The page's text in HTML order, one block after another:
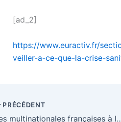
[ad_2]
https://www.euractiv.fr/
veiller-a-ce-que-la-crise-
PRÉCÉDENT
Les multinationales françaises à